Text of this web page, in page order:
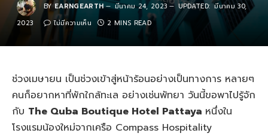
BY EARNGEARTH มีนาคม 24, 2023 UPDATED: มีนาคม 30,
2023
ไม่มีความเห็น 2 MINS READ
ช่วงเมษายน เป็นช่วงเข้าสู่หน้าร้อนอย่างเป็นทางการ หลายๆ
คนก็อยากหาที่พักใกล้ทะเล อย่างเช่นพัทยา วันนี้ขอพาไปรู้จัก
กับ The Quba Boutique Hotel Pattaya หนึ่งใน
โรงแรมน้องใหม่จากเครือ Compass Hospitality